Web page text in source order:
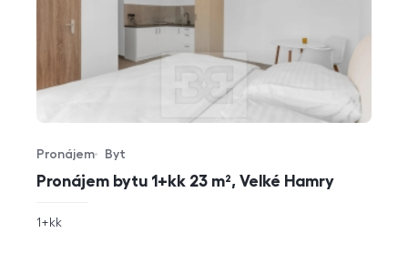
Pronájem bytu 1+kk 23 m², Velké Hamry
Typ nabídky
Pronájem
Typ nemovitosti
Byt
rozměry
1+kk